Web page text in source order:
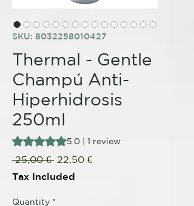
SKU: 8032258010427
Thermal - Gentle
Champú Anti-
Hiperhidrosis
250ml
Rating is 5.0 out of five stars based on 1
5.0 | 1 review
25,00 € Regular
Price
22,50 €Sale
Tax Included
Quantity *